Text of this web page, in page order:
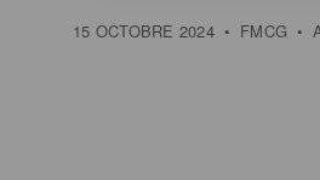
15 OCTOBRE 2024 • FMCG •